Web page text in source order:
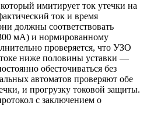
имитирует ток утечки на
ток и время
должны соответствовать
мА) и нормированному
проверяется, что УЗО
ниже половины уставки —
обесточиваться без
автоматов проверяют обе
и прогрузку токовой защиты.
с заключением о